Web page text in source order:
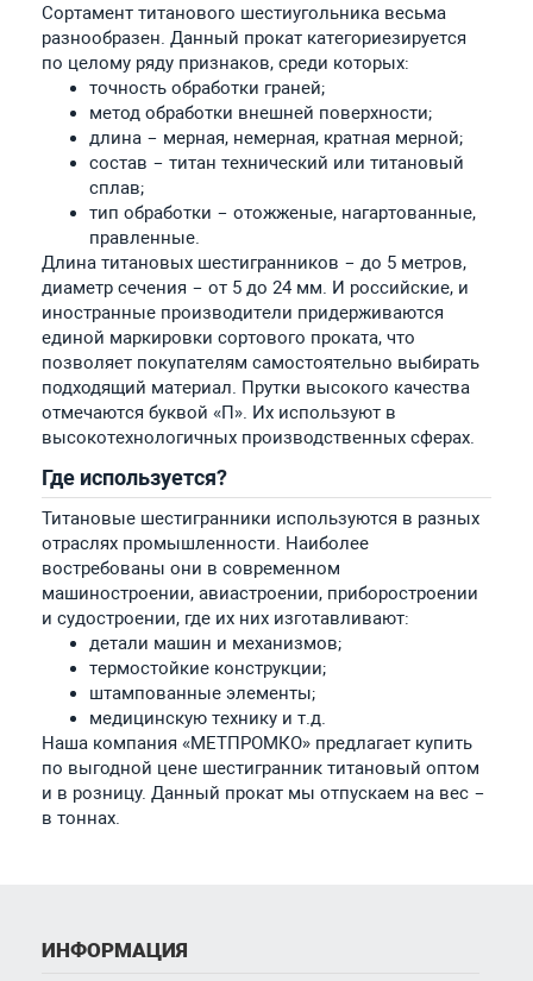
Сортамент титанового шестиугольника весьма
разнообразен. Данный прокат категориезируется
по целому ряду признаков, среди которых:
точность обработки граней;
метод обработки внешней поверхности;
длина – мерная, немерная, кратная мерной;
состав – титан технический или титановый
сплав;
тип обработки – отожженые, нагартованные,
правленные.
Длина титановых шестигранников – до 5 метров,
диаметр сечения – от 5 до 24 мм. И российские, и
иностранные производители придерживаются
единой маркировки сортового проката, что
позволяет покупателям самостоятельно выбирать
подходящий материал. Прутки высокого качества
отмечаются буквой «П». Их используют в
высокотехнологичных производственных сферах.
Где используется?
Титановые шестигранники используются в разных
отраслях промышленности. Наиболее
востребованы они в современном
машиностроении, авиастроении, приборостроении
и судостроении, где их них изготавливают:
детали машин и механизмов;
термостойкие конструкции;
штампованные элементы;
медицинскую технику и т.д.
Наша компания «МЕТПРОМКО» предлагает купить
по выгодной цене шестигранник титановый оптом
и в розницу. Данный прокат мы отпускаем на вес –
в тоннах.
ИНФОРМАЦИЯ